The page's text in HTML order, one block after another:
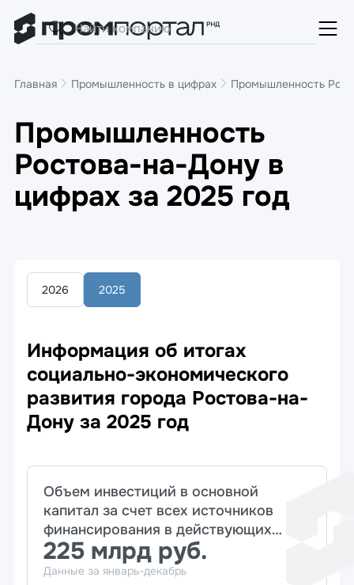
Главная Промышленность в цифрах Промышленность
Промышленность
Ростова-на-Дону в
цифрах за 2025 год
2026 2025
Информация об итогах
социально-экономического
развития города Ростова-на-
Дону за 2025 год
Объем инвестиций в основной
капитал за счет всех источников
финансирования в действующих
ценах по полному кругу предприятий
225 млрд руб.
Данные за январь-декабрь